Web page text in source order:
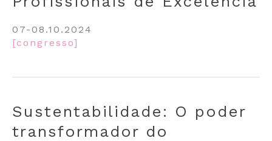
07-08.10.2024
[congresso]
Sustentabilidade: O poder
transformador do